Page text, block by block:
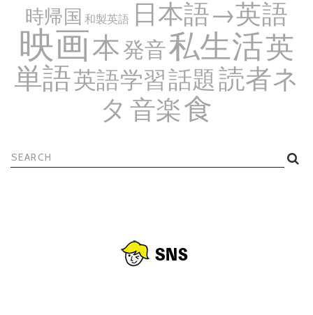
時帰国 和製英語 日本語→英語
映画本発音私生活英
単語英語学習話題読者ネ
タ 音楽食